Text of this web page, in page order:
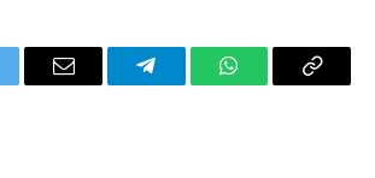
Email TelegramWhatsAppCopy